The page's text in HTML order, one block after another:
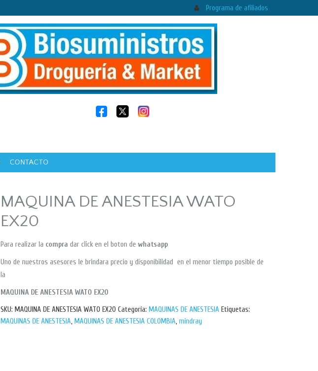
Programa de afiliados
CONTACTO
MAQUINA DE ANESTESIA WATO
EX20
Para realizar la compra dar click en el boton de whatsapp
Uno de nuestros asesores le brindara precio y disponibilidad en el menor tiempo posible de
la
MAQUINA DE ANESTESIA WATO EX20
SKU: MAQUINA DE ANESTESIA WATO EX20 Categoría: MAQUINAS DE ANESTESIA Etiquetas:
MAQUINAS DE ANESTESIA, MAQUINAS DE ANESTESIA COLOMBIA, mindray